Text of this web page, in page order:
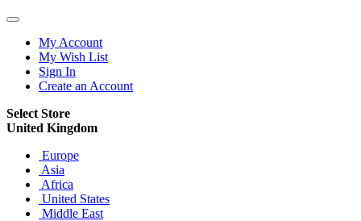
My Account
My Wish List
Sign In
Create an Account
Select Store
United Kingdom
Europe
Asia
Africa
United States
Middle East